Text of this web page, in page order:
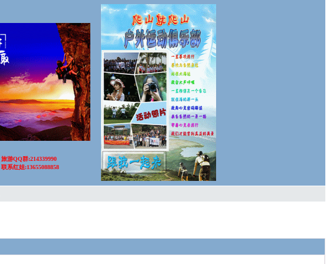
游QQ群:214339990
系红姐:13655088858